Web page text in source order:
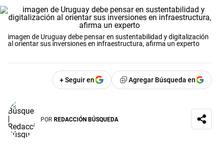
imagen de Uruguay debe pensar en sustentabilidad y digitalización
al orientar sus inversiones en infraestructura, afirma un experto
+ Seguir en Agregar Búsqueda en
POR REDACCIÓN BÚSQUEDA